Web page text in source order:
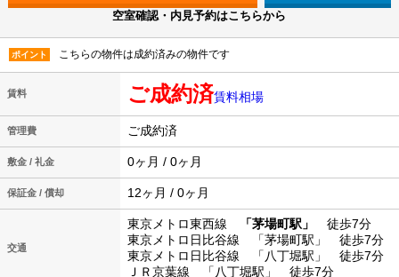
空室確認・内見予約はこちらから
ポイント こちらの物件は成約済みの物件です
賃料 ご成約済賃料相場
管理費 ご成約済
敷金 / 礼金 0ヶ月 / 0ヶ月
保証金 / 償却 12ヶ月 / 0ヶ月
交通
東京メトロ東西線 「茅場町駅」
徒歩7分
東京メトロ日比谷線 「茅場町駅」 徒歩7分
東京メトロ日比谷線 「八丁堀駅」 徒歩7分
ＪＲ京葉線 「八丁堀駅」 徒歩7分